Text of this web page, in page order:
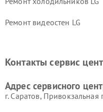
Ремонт видеостен LG
Ремонт морозильных
Контакты сервис
Адрес сервисного
г. Саратов,